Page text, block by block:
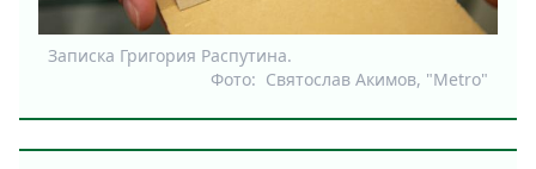
Записка Григория Распутина.
Святослав Акимов, "Metro"
Фото: